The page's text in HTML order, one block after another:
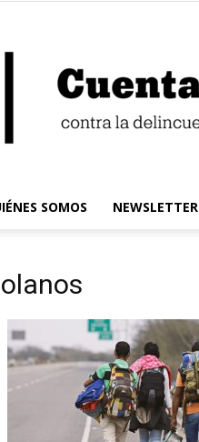
Claras
SOMOS NEWSLETTER